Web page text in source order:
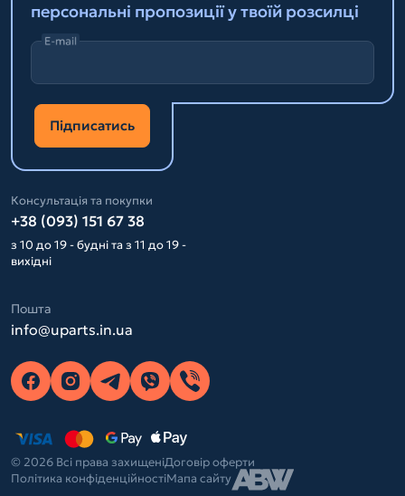
персональні пропозиції у твоїй розсилці
E-mail
Підписатись
Консультація та покупки
+38 (093) 151 67 38
з 10 до 19 - будні та з 11 до 19 -
вихідні
Пошта
info@uparts.in.ua
© 2026 Всі права захищеніДоговір оферти
Політика конфіденційностіМапа сайту